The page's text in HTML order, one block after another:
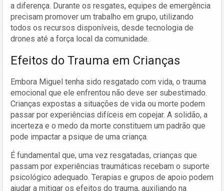
a diferença. Durante os resgates, equipes de emergência
precisam promover um trabalho em grupo, utilizando
todos os recursos disponíveis, desde tecnologia de
drones até a força local da comunidade.
Efeitos do Trauma em Crianças
Embora Miguel tenha sido resgatado com vida, o trauma
emocional que ele enfrentou não deve ser subestimado.
Crianças expostas a situações de vida ou morte podem
passar por experiências difíceis em copejar. A solidão, a
incerteza e o medo da morte constituem um padrão que
pode impactar a psique de uma criança.
É fundamental que, uma vez resgatadas, crianças que
passam por experiências traumáticas recebam o suporte
psicológico adequado. Terapias e grupos de apoio podem
ajudar a mitigar os efeitos do trauma, auxiliando na